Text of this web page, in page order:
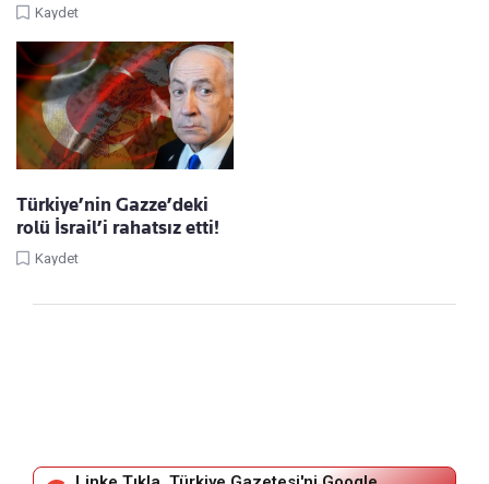
Kaydet
Türkiye’nin Gazze’deki
rolü İsrail’i rahatsız etti!
Kaydet